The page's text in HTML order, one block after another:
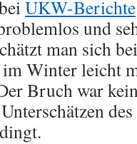
UKW-Berichte
und
man sich
Winter leicht
Bruch war